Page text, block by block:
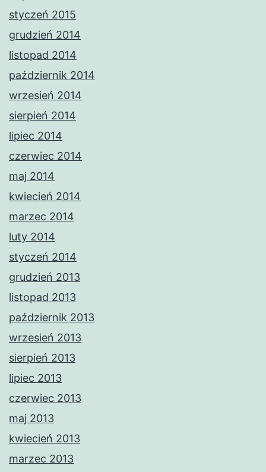
styczeń 2015
grudzień 2014
listopad 2014
październik 2014
wrzesień 2014
sierpień 2014
lipiec 2014
czerwiec 2014
maj 2014
kwiecień 2014
marzec 2014
luty 2014
styczeń 2014
grudzień 2013
listopad 2013
październik 2013
wrzesień 2013
sierpień 2013
lipiec 2013
czerwiec 2013
maj 2013
kwiecień 2013
marzec 2013